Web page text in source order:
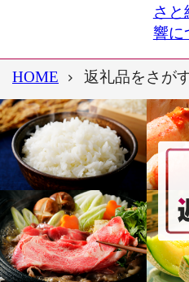
さと
響に
HOME 返礼品をさが